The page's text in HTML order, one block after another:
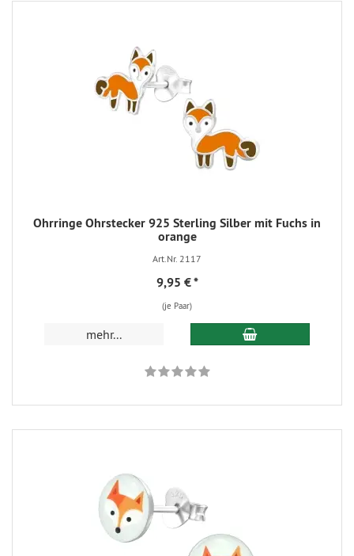
Ohrringe Ohrstecker 925 Sterling Silber mit Fuchs in
orange
Art.Nr. 2117
9,95 €*
(je Paar)
mehr...